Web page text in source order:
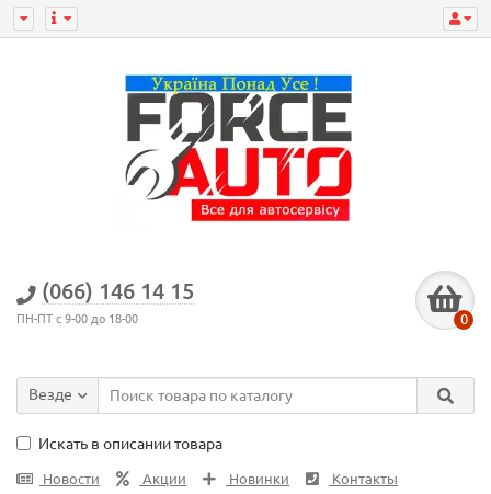
(066) 146 14 15
ПН-ПТ с 9-00 до 18-00 0
Везде
Искать в описании товара
Новости Акции Новинки
Контакты